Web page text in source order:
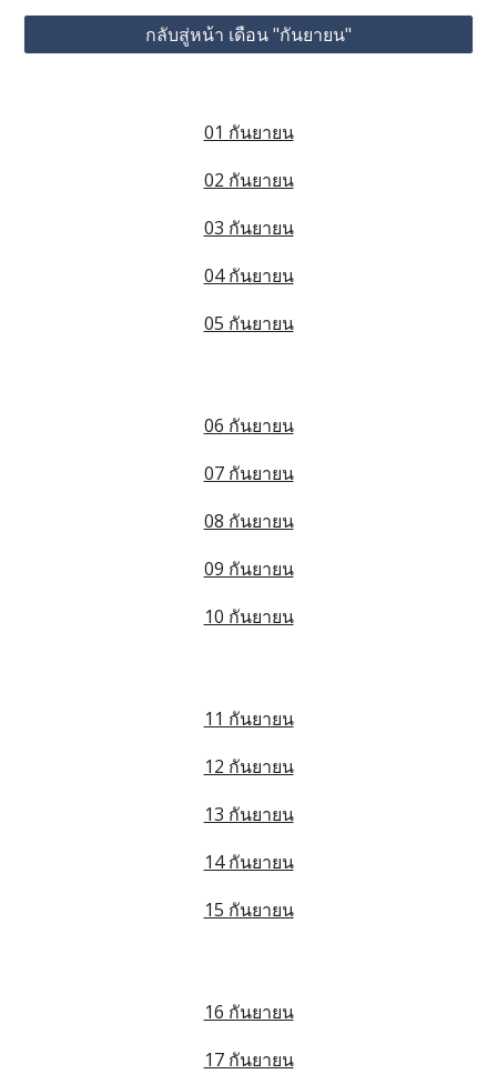
กลับสู่หน้า เดือน "กันยายน"
01 กันยายน
02 กันยายน
03 กันยายน
04 กันยายน
05 กันยายน
06 กันยายน
07 กันยายน
08 กันยายน
09 กันยายน
10 กันยายน
11 กันยายน
12 กันยายน
13 กันยายน
14 กันยายน
15 กันยายน
16 กันยายน
17 กันยายน